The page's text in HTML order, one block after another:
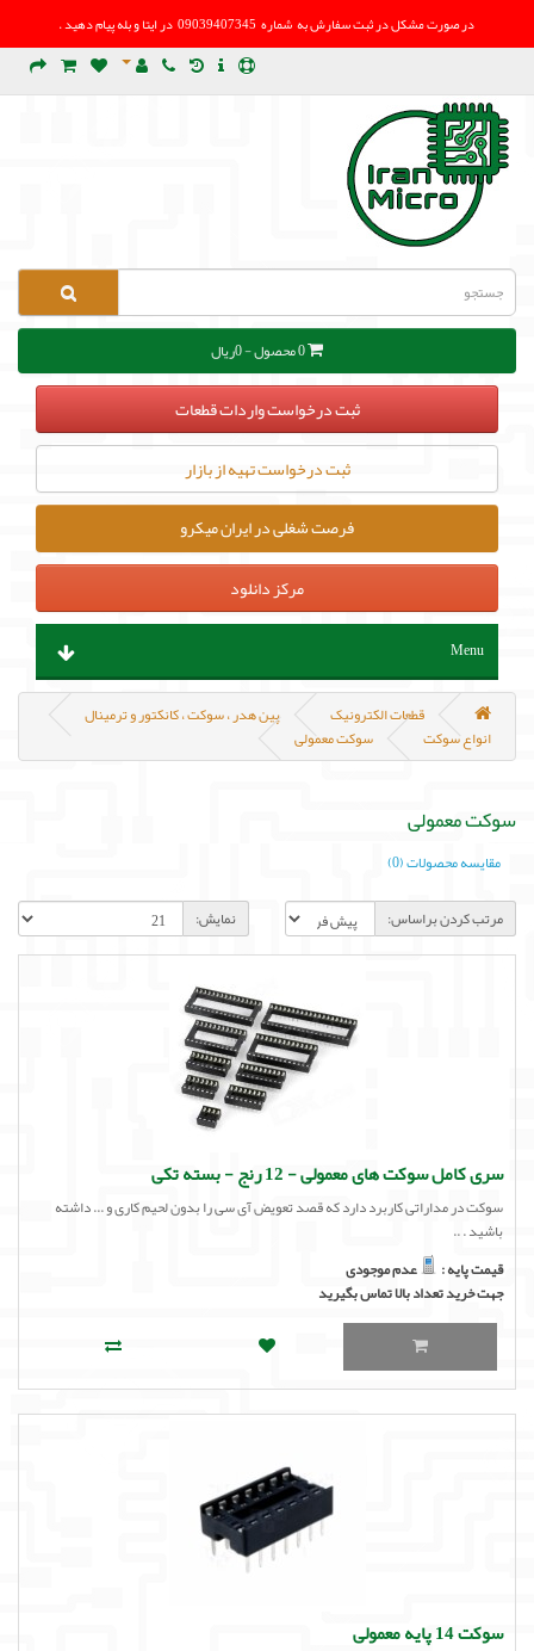
در صورت مشکل درثبت سفارش به شماره 09039407345 در ایتا و بله پیام دهید .
0 محصول - 0ریال
ثبت درخواست واردات قطعات
ثبت درخواست تهیه از بازار
فرصت شغلی در ایران میکرو
مرکز دانلود
Menu
ابزار آلات و تجهیزات
قطعات الکترونیک
سنسور و ماژول
منابع تغذیه و باتری
مالتی مدیا
قطعات الکترونیک
پین هدر ، سوکت ، کانکتور و ترمینال
انواع سوکت
سوکت معمولی
سوکت معمولی
مقایسه محصولات (0)
مرتب کردن براساس:
نمایش:
سری کامل سوکت های معمولی - 12 رنج - بسته تکی
سوکت در مداراتی کاربرد دارد که قصد تعویض آی سی را بدون لحیم کاری و ... داشته
باشید . ..
قیمت پایه :
عدم موجودی
جهت خرید تعداد بالا تماس بگیرید
سوکت 14 پایه معمولی